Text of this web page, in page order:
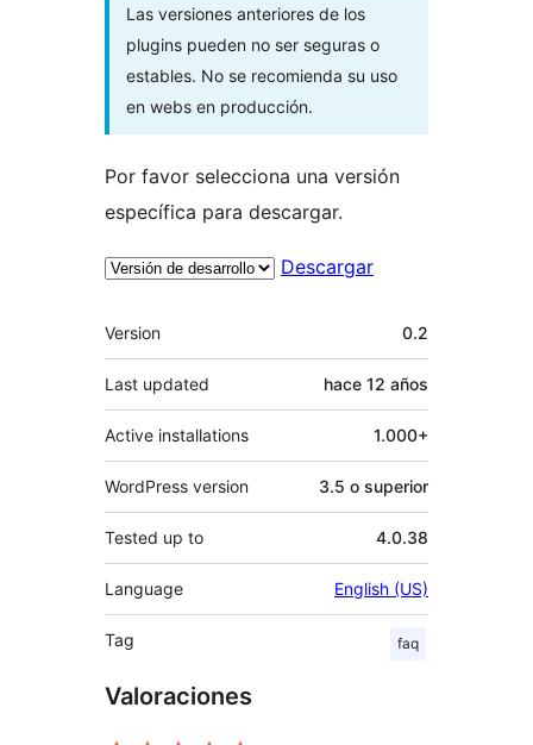
Las versiones anteriores de los
plugins pueden no ser seguras o
estables. No se recomienda su uso
en webs en producción.
Por favor selecciona una versión
específica para descargar.
Descargar
Meta
Version 0.2
Last updated hace 12 años
Active installations 1.000+
WordPress version 3.5 o superior
Tested up to 4.0.38
Language English (US)
Tag faq
Valoraciones